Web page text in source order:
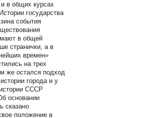
в общих курсах
государства
события
в общей
странички, а в
времен»
на трех
же остался подход
города и у
СССР
основании
сказано
положение в